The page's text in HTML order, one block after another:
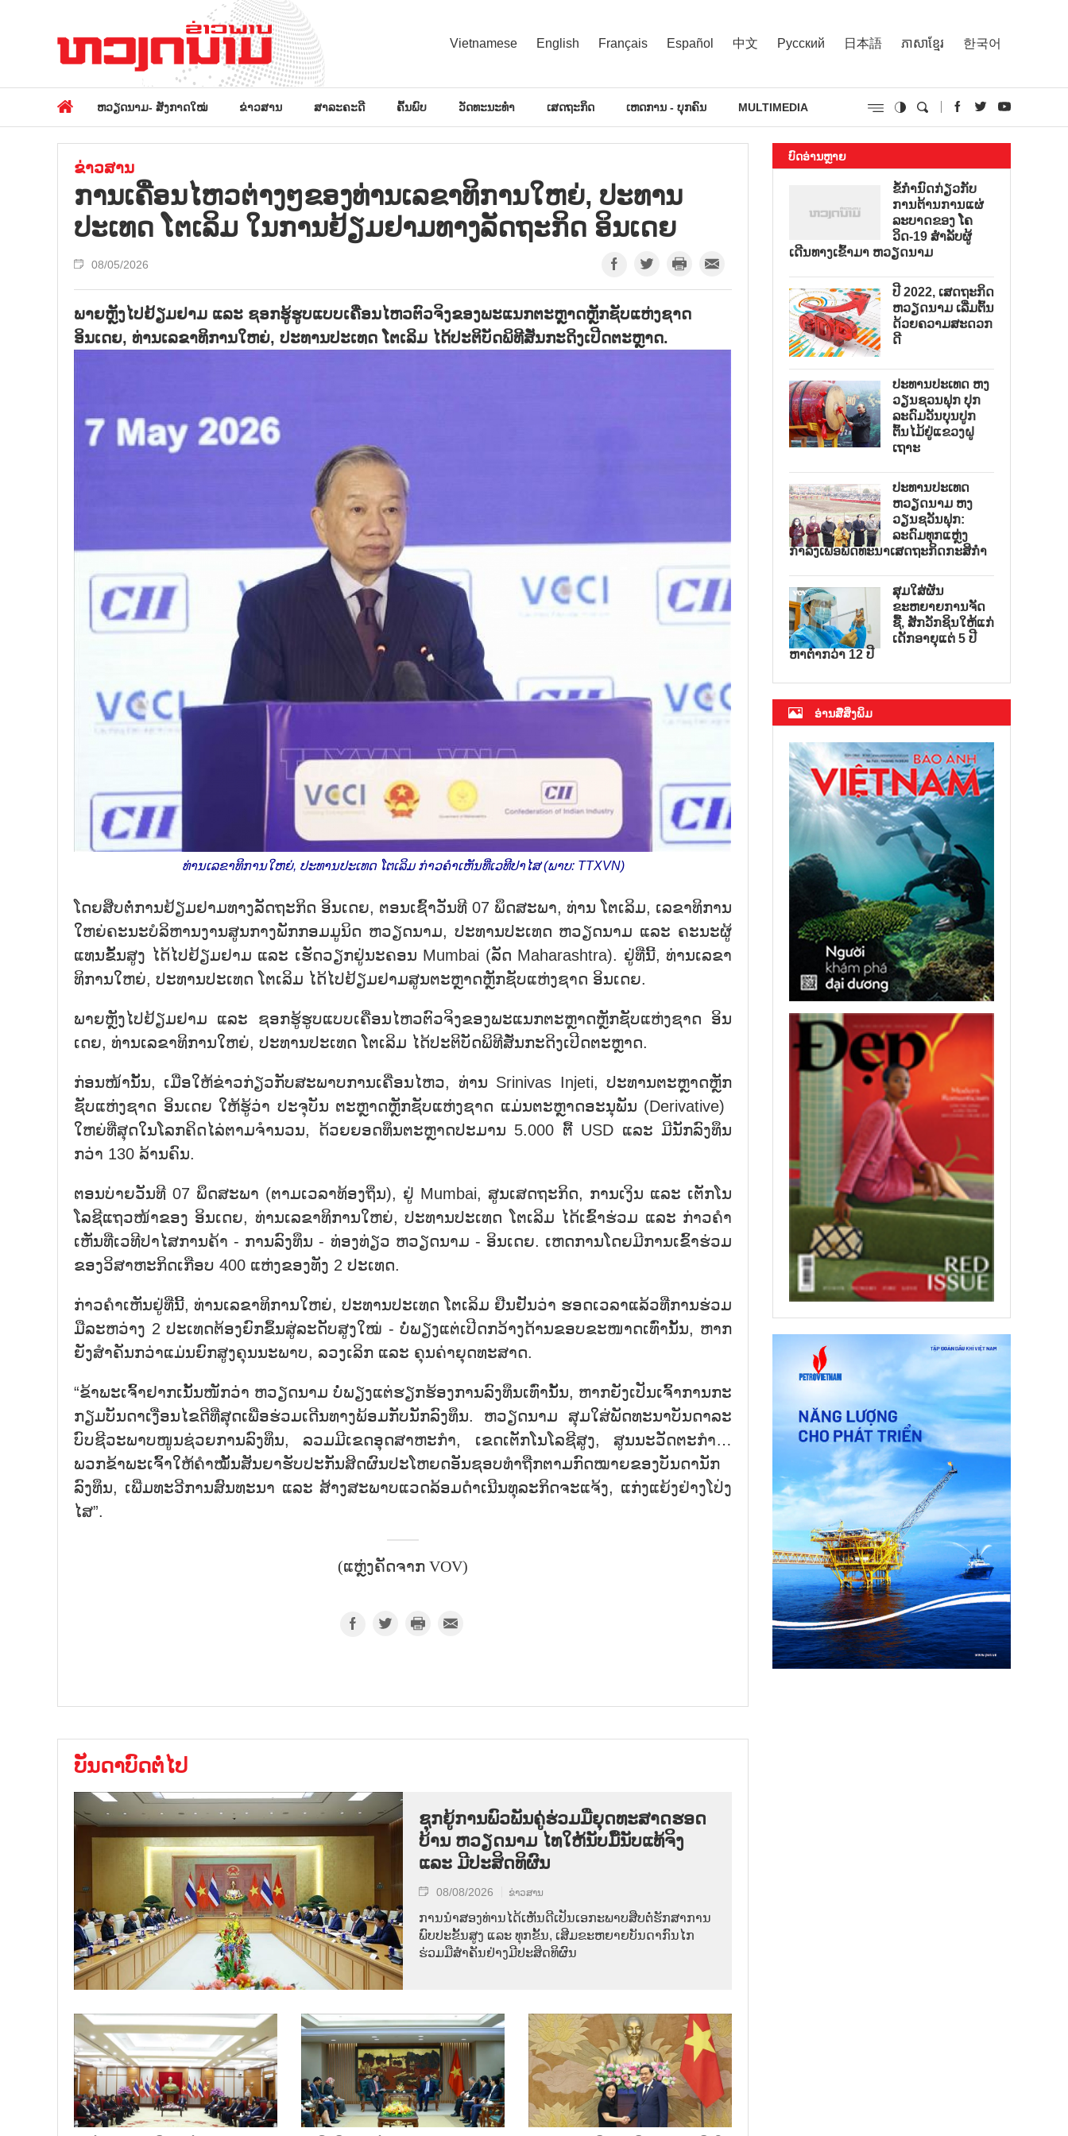
Vietnamese English Français Español 中文 Русский 日本語 ភាសាខ្មែរ 한국어
ຫວຽດນາມ- ສັງກາດໃໝ່ ຂ່າວສານ ສາລະຄະດີ ຄົ້ນພົບ ວັດທະນະທຳ ເສດຖະກິດ ເຫດການ - ບຸກຄົນ MULTIMEDIA
ຂ່າວສານ
ການເຄື່ອນໄຫວຕ່າງໆຂອງທ່ານເລຂາທິການໃຫຍ່, ປະທານ
ປະເທດ ໂຕເລິມ ໃນການຢ້ຽມຢາມທາງລັດຖະກິດ ອິນເດຍ
08/05/2026
ພາຍຫຼັງໄປຢ້ຽມຢາມ ແລະ ຊອກຮູ້ຮູບແບບເຄື່ອນໄຫວຕົວຈິງຂອງພະແນກຕະຫຼາດຫຼັກຊັບແຫ່ງຊາດ
ອິນເດຍ, ທ່ານເລຂາທິການໃຫຍ່, ປະທານປະເທດ ໂຕເລິມ ໄດ້ປະຕິບັດພິທີສັ່ນກະດິງເປີດຕະຫຼາດ.
ທ່ານເລຂາທິການໃຫຍ່, ປະທານປະເທດ ໂຕເລິມ ກ່າວຄຳເຫັນທີ່ເວທີປາໄສ (ພາບ: TTXVN)
ໂດຍ​ສືບ​ຕໍ່​ການ​ຢ້ຽມ​ຢາມ​ທາງ​ລັດ​ຖະ​ກິດ ອິນ​ເດຍ, ຕອນ​ເຊົ້າ​ວັນ​ທີ 07 ພຶດ​ສະ​ພາ, ທ່ານ ໂຕ​ເລິມ, ເລ​ຂາ​ທິ​ການ​
ໃຫຍ່​ຄະ​ນະ​ບໍ​ລິ​ຫານ​ງານ​ສູນ​ກາງ​ພັກ​ກອມ​ມູ​ນິດ ຫວຽດ​ນາມ, ປະ​ທານ​ປະ​ເທດ ຫວຽດ​ນາມ ແລະ ຄ​ະ​ນະ​ຜູ້​
ແທນ​ຂັ້ນ​ສູງ ໄດ້​ໄປ​ຢ້ຽ​ມ​ຢາມ ແລະ ເຮັດ​ວຽກ​ຢູ່​ນະ​ຄອນ Mumbai (ລັດ Maharashtra). ຢູ່​ທີ່ນີ້, ທ່ານ​ເລ​ຂາ​
ທິ​ການ​ໃຫຍ່, ປະ​ທານ​ປະ​ເທດ ໂຕ​ເລິມ ໄດ້​ໄປ​ຢ້ຽມ​ຢາມສູນຕະ​ຫຼາດຫຼັກ​ຊັບແຫ່ງ​ຊາດ ອິນ​ເດຍ.
ພາຍ​ຫຼັງ​ໄປ​ຢ້ຽມ​ຢາມ ແລະ ຊອກ​ຮູ້​ຮູບ​ແບບ​ເຄື່ອນ​ໄຫວ​ຕົວ​ຈິງ​ຂອງ​ພະ​ແນກ​ຕະ​ຫຼາດ​ຫຼັກ​ຊັບ​ແຫ່ງ​ຊາດ ອິນ​
ເດຍ, ທ່ານ​ເລ​ຂາ​ທິ​ການ​ໃຫຍ່, ປະ​ທານ​ປະ​ເທດ ໂຕ​ເລິ​ມ ໄດ້​ປະ​ຕິ​ບັດ​ພິ​ທີສັ່ນກະ​ດິງ​ເປີດ​ຕະ​ຫຼາດ.
ກ່ອນ​ໜ້ານັ້ນ, ເມື່ອ​ໃຫ້​ຂ່າວ​ກ່ຽວ​ກັບ​ສະ​ພາບ​ການ​ເຄື່ອນ​ໄຫວ, ທ່ານ Srinivas Injeti, ປະ​ທານ​​ຕະ​ຫຼາດ​ຫຼັກ​
ຊັບ​ແຫ່ງ​ຊາດ ອິນ​ເດຍ ໃຫ້​ຮູ້​ວ່າ ປະ​ຈຸ​ບັນ ຕະ​ຫຼາດ​​ຫຼັກ​ຊັບ​ແຫ່ງ​ຊາດ ແມ່ນ​ຕະ​ຫຼາດອະ​ນຸ​ພັນ (Derivative) ​
ໃຫຍ່​ທີ່​ສຸດ​ໃນ​ໂລກ​ຄິດ​ໄລ່​ຕາມ​ຈຳ​ນວນ, ດ້ວຍຍອດ​ທຶນ​ຕະ​ຫຼາດ​ປະ​ມານ 5.000 ຕື້ USD ແລະ ມ​ີ​ນັກ​ລົງ​ທຶນ
ກວ່າ 130 ລ້ານ​ຄົນ.
ຕອນ​ບ່າຍ​ວັນ​ທີ 07 ພຶດ​ສະ​ພາ (ຕາມ​ເວ​ລາ​ທ້ອງ​ຖິ່ນ), ຢູ່ Mumbai, ສູນ​ເສດ​ຖະ​ກິດ, ການ​ເງິນ ແລະ ເຕັກ​ໂນ​
ໂລ​ຊີ​ແຖວ​ໜ້າ​ຂອງ ອິນ​ເດຍ, ທ່ານ​ເລ​ຂາ​ທິ​ການ​ໃຫຍ່, ປະ​ທານ​ປະ​ເທດ ໂຕ​ເລິມ ໄດ້​ເຂົ້າ​ຮ່ວມ ແລະ ກ່າວ​ຄຳ​
ເຫັນ​ທີ່​ເວ​ທີ​ປາ​ໄສ​ການ​ຄ້າ - ການ​ລົງ​ທຶນ - ທ່ອງ​ທ່ຽວ ຫວຽດ​ນາມ - ອິນ​ເດຍ. ເຫດ​ການ​ໂດຍ​ມີ​ການ​ເຂົ້າ​ຮ່ວມ​
ຂອງວິ​ສາ​ຫະ​ກິດ​ເກືອບ 400 ແຫ່ງ​ຂອງ​ທັງ 2 ປະ​ເທດ.
ກ່າວ​ຄຳ​ເຫັນ​ຢູ່​ທີ່ນີ້, ທ່ານ​ເລ​ຂາ​ທິ​ການ​ໃຫຍ່, ປະ​ທານ​ປະ​ເທດ ໂຕ​ເລິມ ຢືນ​ຢັນ​ວ່າ ຮອດ​ເວ​ລາ​ແລ້ວ​ທີ່​ການ​ຮ່ວມ​
ມື​ລະ​ຫວ່າງ 2 ປະ​ເທດ​ຕ້​ອງ​ຍົກ​ຂຶ້ນ​ສູ່​ລະ​ດັບ​ສູງ​ໃໝ່ - ບໍ່​ພຽງ​ແຕ່​ເປີດກວ້າງ​ດ້ານ​ຂອບ​ຂະ​ໜາດ​ເທົ່າ​ນັ້ນ, ຫາກ​
ຍັງ​ສຳ​ຄັນ​ກວ່າ​ແມ່ນ​ຍົກ​ສູງ​ຄຸນ​ນະ​ພາບ, ລວງ​ເລິກ ແລະ ຄຸນ​ຄ່າ​ຍຸດ​ທະ​ສາດ.
“ຂ້າ​ພະ​ເຈົ້າ​ຢາ​ກ​ເນັ້​ນ​ໜັກ​ວ່າ ຫວຽດ​ນາມ ບໍ່​ພຽງ​ແຕ່​ຮຽກ​ຮ້ອງ​ການ​ລົງ​ທຶນເທົ່າ​ນັ້ນ, ຫາກ​ຍັງ​ເປັນ​ເຈົ້າ​ການ​ກະ​
ກຽມ​ບັນ​ດາ​ເງື່ອນ​ໄຂ​ດີ​ທີ່​ສຸດ​ເພື່ອ​ຮ່ວມ​ເດີນ​ທາງ​ພ້ອມ​ກັບ​ນັກ​ລົງ​ທຶນ. ຫວຽດ​ນາມ ສຸ​ມ​ໃສ່ພັດ​ທະ​ນາ​ບັນ​ດາ​ລະ​
ບົບ​ຊີ​ວະ​ພາບ​ໜູນ​ຊ່ວຍ​ການ​ລົງ​ທຶນ, ລວມ​ມີເຂດ​ອຸດ​ສາ​ຫະ​ກຳ, ເຂດ​ເຕັກ​ໂນ​ໂລ​ຊີ​ສູງ, ສູນ​ນະ​ວັດ​ຕະ​ກຳ…
ພວກ​ຂ້າ​ພະ​ເຈົ້າ​ໃຫ້​ຄຳ​ໝັ້​ນ​ສັນ​ຍາ​ຮັບ​ປະ​ກັນ​ສິດ​ຜົນ​ປະ​ໂຫຍດ​ອັນ​ຊອບ​ທຳ​ຖືກ​ຕາມ​ກົດ​ໝາຍ​ຂອງ​ບັນ​ດາ​ນັກ​
ລົງ​ທຶນ, ເພີ່ມ​ທະ​ວີ​ການ​ສົນ​ທະ​ນາ ແລະ ສ້າງ​ສະ​ພາບ​ແວດ​ລ້ອມ​ດຳ​ເນີນ​ທຸ​ລະ​ກິດ​ຈະ​ແຈ້ງ, ແກ່​ງແຍ້ງ​ຢ່າງ​ໂປ່ງ​
ໄສ”.
(ແຫຼ່ງຄັດຈາກ VOV)
ບັນດາບົດຕໍ່ໄປ
ຊຸກ​ຍູ້​ການ​ພົວ​ພັນ​ຄູ່​ຮ່ວມ​ມື​ຍຸດ​ທະ​ສາດ​ຮອດ​
ບ້ານ ຫວຽດ​ນາມ ໄທ​ໃຫ້​ນັບ​ມື້​ນັບ​ແທ້​ຈິງ
ແລະ ມີ​ປະ​ສິດ​ທິ​ຜົນ
08/08/2026 ຂ່າວສານ
ການ​ນຳ​ສອງ​ທ່ານ​ໄດ້​ເຫັນ​ດີ​ເປັນ​ເອ​ກະ​ພາບ​ສືບ​ຕໍ່​ຮັກ​ສາ​ການ​
ພົບ​ປະ​ຂັ້ນ​ສູງ ແລະ ທຸກ​ຂັ້ນ, ເສີມ​ຂະ​ຫຍາຍ​ບັນ​ດາ​ກົນ​ໄກ​
ຮ່ວມ​ມື​ສຳ​ຄັນ​ຢ່າງ​ມີ​ປະ​ສິດ​ທິ​ຜົນ
ບົດອ່ານຫຼາຍ
ຂໍ້ກຳນົດກ່ຽວກັບ
ການຕ້ານການແຜ່
ລະບາດຂອງ ໂຄ
ວິດ-19 ສຳລັບຜູ້
ເດີນທາງເຂົ້າມາ ຫວຽດນາມ
ປີ 2022, ເສດຖະກິດ
ຫວຽດນາມ ເລີ່ມຕົ້ນ
ດ້ວຍຄວາມສະດວກ
ດີ
ປະທານປະເທດ ຫງ
ວຽນຊວນຟຸກ ປຸກ
ລະດົມວັນບຸນປູກ
ຕົ້ນໄມ້ຢູ່ແຂວງຝູ
ເຖາະ
ປະທານປະເທດ
ຫວຽດນາມ ຫງ
ວຽນຊວັນຟຸກ:
ລະດົມທຸກແຫຼ່ງ
ກຳລັງເພື່ອພັດທະນາເສດຖະກິດກະສິກຳ
ສຸມໃສ່ຜັນ
ຂະຫຍາຍການຈັດ
ຊື້, ສັກວັກຊິນໃຫ້ແກ່
ເດັກອາຍຸແຕ່ 5 ປີ
ຫາຕ່ຳກວ່າ 12 ປີ
ອ່ານສື່ສິ່ງພິມ